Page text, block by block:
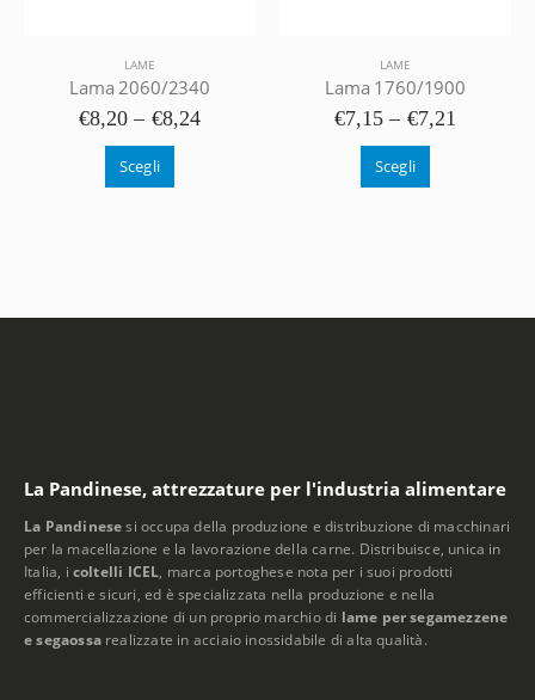
LAME
Lama 2060/2340
€8,20 – €8,24
Scegli
LAME
Lama 1760/1900
€7,15 – €7,21
Scegli
La Pandinese, attrezzature per l'industria alimentare
La Pandinesesi occupa della produzione e distribuzione di macchinari
per la macellazione e la lavorazione della carne. Distribuisce, unica in
Italia, i coltelli ICEL , marca portoghese nota per i suoi prodotti
efficienti e sicuri, ed è specializzata nella produzione e nella
commercializzazione di un proprio marchio di lame per segamezzene
e segaossarealizzate in acciaio inossidabile di alta qualità.